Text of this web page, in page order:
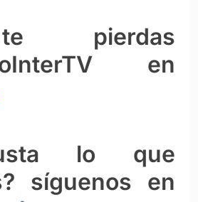
pierdas
en
lo que
síguenos en